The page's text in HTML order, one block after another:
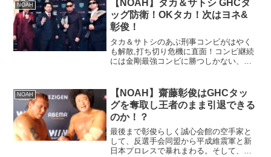
ャック・モリス...
NOAH
【NOAH】タカ＆サトシ GHCタ
ッグ防衛！OKタカ！次はヨネ&
彰俊！
タカ＆サトシのあぶ刑事コンビがはやく
も解散,打ち切り危機に直面！コンビ継続
には金剛最強コンビに勝つしかない、い
NOAH
【NOAH】齋藤彰俊はGHCタッ
グを奪取し王者のまま引退できる
のか！？
最後まで彰俊らしく誠心会館の空手家と
して、反選手会同盟から平成維震軍と新
日本プロレスで暴れまわる。そして、